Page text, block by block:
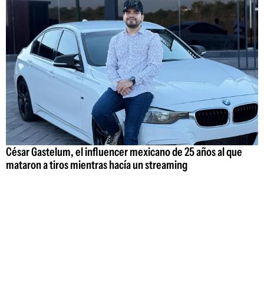
César Gastelum, el influencer mexicano de 25 años al que
mataron a tiros mientras hacía un streaming